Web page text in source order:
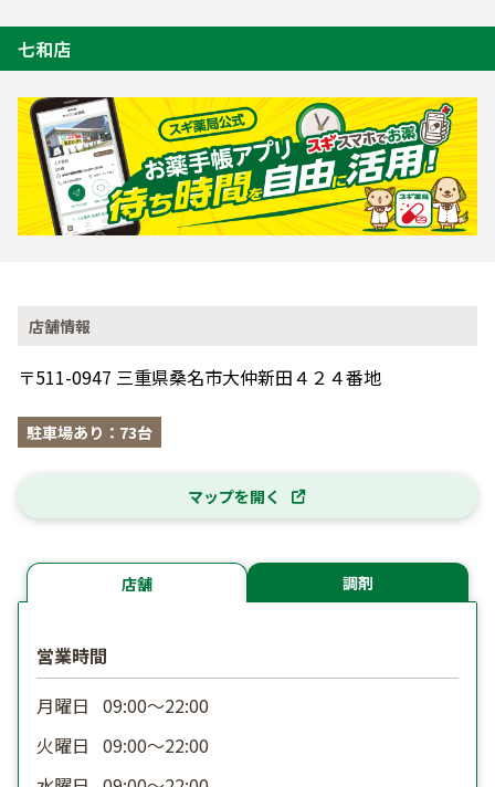
七和店
店舗情報
〒511-0947 三重県桑名市大仲新田４２４番地
駐車場あり：73台
マップを開く
店舗 調剤
営業時間
月曜日 09:00〜22:00
火曜日 09:00〜22:00